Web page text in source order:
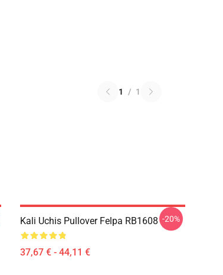
1 / 1
Kali Uchis Pullover Felpa RB1608
37,67 € - 44,11 €
-20%